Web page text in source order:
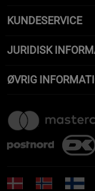
KUNDESERVICE
JURIDISK
ØVRIG